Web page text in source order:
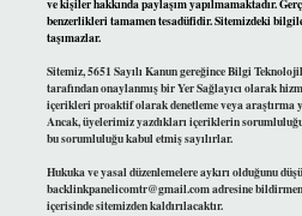
ve kişiler hakkında paylaşım yapılmamaktadır.
benzerlikleri tamamen tesadüfidir. Sitemizdeki
taşımazlar.
Sitemiz, 5651 Sayılı Kanun gereğince Bilgi
tarafından onaylanmış bir Yer Sağlayıcı olarak
içerikleri proaktif olarak denetleme veya araştırma
Ancak, üyelerimiz yazdıkları içeriklerin
bu sorumluluğu kabul etmiş sayılırlar.
Hukuka ve yasal düzenlemelere aykırı olduğunu
backlinkpanelicomtr@gmail.comadresine
içerisinde sitemizden kaldırılacaktır.